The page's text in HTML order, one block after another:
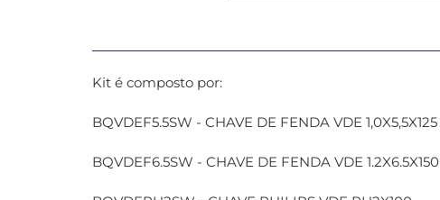
Kit é composto por:
BQVDEF5.5SW - CHAVE DE FENDA VDE 1,0X5,5X125
BQVDEF6.5SW - CHAVE DE FENDA VDE 1.2X6.5X150